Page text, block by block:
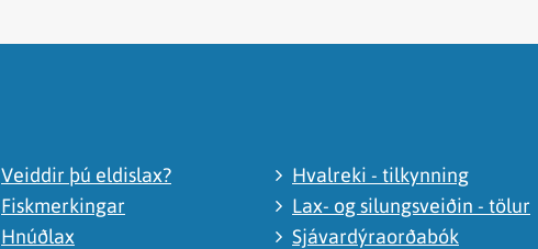
Veiddir þú eldislax?
Fiskmerkingar
Hnúðlax
Hvalreki - tilkynning
Lax- og silungsveiðin - tölur
Sjávardýraorðabók